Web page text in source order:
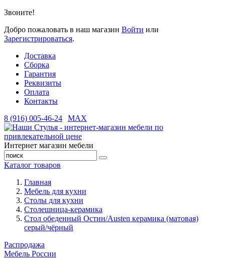
Звоните!
Добро пожаловать в наш магазин Войти или
Зарегистрироваться.
Доставка
Сборка
Гарантия
Реквизиты
Оплата
Контакты
8 (916) 005-46-24
MAX
Интернет магазин мебели
Каталог товаров
Главная
Мебель для кухни
Столы для кухни
Столешница-керамика
Стол обеденный Остин/Austen керамика (матовая)
серый/чёрный
Распродажа
Мебель России